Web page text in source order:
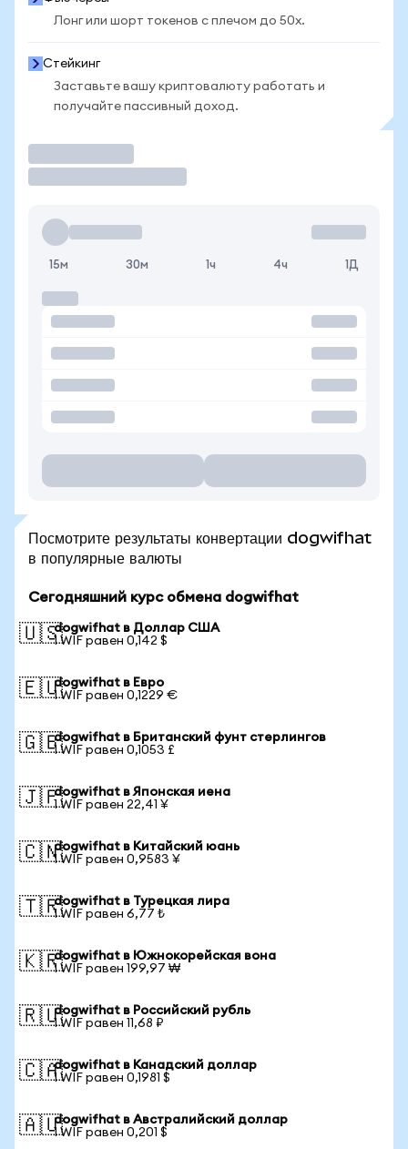
Лонг или шорт токенов с плечом до 50x.
Стейкинг
Заставьте вашу криптовалюту работать и
получайте пассивный доход.
15м 30м 1ч 4ч 1Д
Посмотрите результаты конвертации dogwifhat
в популярные валюты
Сегодняшний курс обмена dogwifhat
🇺🇸dogwifhat в Доллар США
1 WIF равен 0,142 $
🇪🇺dogwifhat в Евро
1 WIF равен 0,1229 €
🇬🇧dogwifhat в Британский фунт стерлингов
1 WIF равен 0,1053 £
🇯🇵dogwifhat в Японская иена
1 WIF равен 22,41 ¥
🇨🇳dogwifhat в Китайский юань
1 WIF равен 0,9583 ¥
🇹🇷dogwifhat в Турецкая лира
1 WIF равен 6,77 ₺
🇰🇷dogwifhat в Южнокорейская вона
1 WIF равен 199,97 ₩
🇷🇺dogwifhat в Российский рубль
1 WIF равен 11,68 ₽
🇨🇦dogwifhat в Канадский доллар
1 WIF равен 0,1981 $
🇦🇺dogwifhat в Австралийский доллар
1 WIF равен 0,201 $